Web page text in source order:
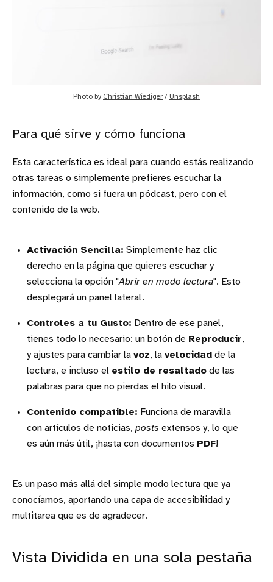
Photo by Christian Wiediger / Unsplash
Para qué sirve y cómo funciona
Esta característica es ideal para cuando estás realizando
otras tareas o simplemente prefieres escuchar la
información, como si fuera un pódcast, pero con el
contenido de la web.
Activación Sencilla: Simplemente haz clic
derecho en la página que quieres escuchar y
selecciona la opción "Abrir en modo lectura". Esto
desplegará un panel lateral.
Controles a tu Gusto: Dentro de ese panel,
tienes todo lo necesario: un botón de Reproducir,
y ajustes para cambiar la voz, la velocidad de la
lectura, e incluso el estilo de resaltado de las
palabras para que no pierdas el hilo visual.
Contenido compatible: Funciona de maravilla
con artículos de noticias, posts extensos y, lo que
es aún más útil, ¡hasta con documentos PDF!
Es un paso más allá del simple modo lectura que ya
conocíamos, aportando una capa de accesibilidad y
multitarea que es de agradecer.
Vista Dividida en una sola pestaña